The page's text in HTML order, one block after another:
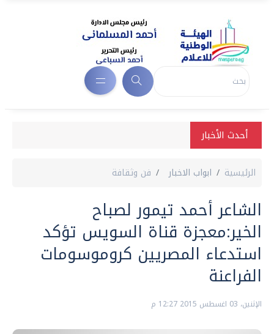
أحدث الأخبار
الرئيسية ابواب الاخبار فن وثقافة
الشاعر أحمد تيمور لصباح
الخير:معجزة قناة السويس تؤكد
استدعاء المصريين كروموسومات
الفراعنة
الإثنين، 03 اغسطس 2015 12:27 م